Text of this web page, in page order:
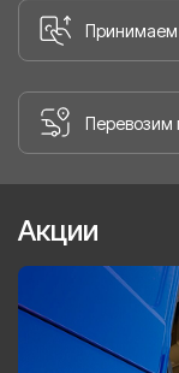
Принимаем
Перевозим
Акции